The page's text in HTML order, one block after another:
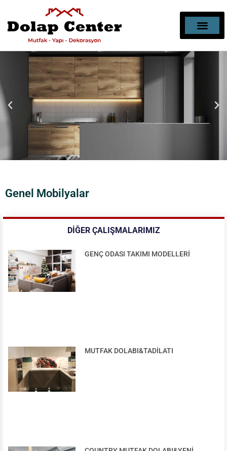
Genel Mobilyalar
DIĞER ÇALIŞMALARIMIZ
GENÇ ODASI TAKIMI MODELLERİ
MUTFAK DOLABI&TADİLATI